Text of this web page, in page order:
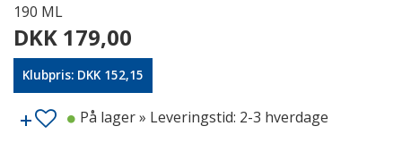
190 ML
DKK 179,00
Klubpris: DKK 152,15
På lager» Leveringstid: 2-3 hverdage